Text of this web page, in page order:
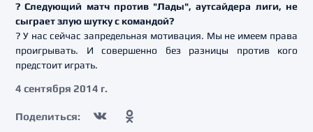
? Следующий матч против "Лады", аутсайдера лиги, не
сыграет злую шутку с командой?
? У нас сейчас запредельная мотивация. Мы не имеем права
проигрывать. И совершенно без разницы против кого
предстоит играть.
4 сентября 2014 г.
Поделиться: